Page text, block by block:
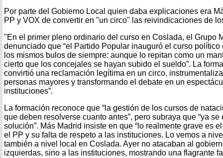
Por parte del Gobierno Local quien daba explicaciones era
PP y VOX de convertir en "un circo" las reivindicaciones de
"En el primer pleno ordinario del curso en Coslada, el Grupo
denunciado que “el Partido Popular inauguró el curso político
los mismos bulos de siempre: aunque lo repitan como un
cierto que los concejales se hayan subido el sueldo”. La
convirtió una reclamación legítima en un circo,
personas mayores y transformando el debate en un
instituciones”.
La formación reconoce que “la gestión de los cursos de
que deben resolverse cuanto antes”, pero subraya que “ya
solución”. Más Madrid insiste en que “lo realmente grave es
el PP y su falta de respeto a las instituciones. Lo vemos a
también a nivel local en Coslada. Ayer no atacaban al
izquierdas, sino a las instituciones, mostrando una flagrante